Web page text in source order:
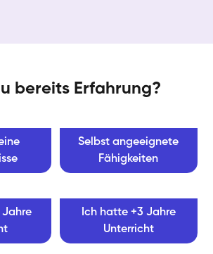
bereits Erfahrung?
Selbst angeeignete
Fähigkeiten
Jahre
Ich hatte +3 Jahre
Unterricht